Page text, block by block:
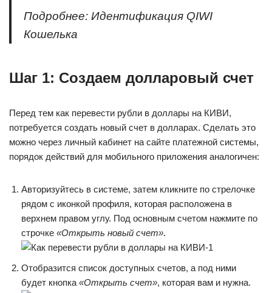
Подробнее: Идентификация QIWI
Кошелька
Шаг 1: Создаем долларовый счет
Перед тем как перевести рубли в доллары на КИВИ,
потребуется создать новый счет в долларах. Сделать это
можно через личный кабинет на сайте платежной системы,
порядок действий для мобильного приложения аналогичен:
Авторизуйтесь в системе, затем кликните по стрелочке
рядом с иконкой профиля, которая расположена в
верхнем правом углу. Под основным счетом нажмите по
строчке «Открыть новый счет».
Отобразится список доступных счетов, а под ними
будет кнопка «Открыть счет», которая вам и нужна.